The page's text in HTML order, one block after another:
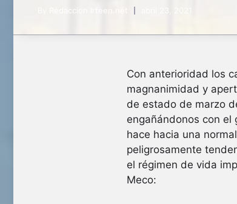
Redaccion Irteen.net
Con anterioridad los
magnanimidad y
de estado de marzo
engañándonos con
hace hacia una
peligrosamente
el régimen de vida
Meco: